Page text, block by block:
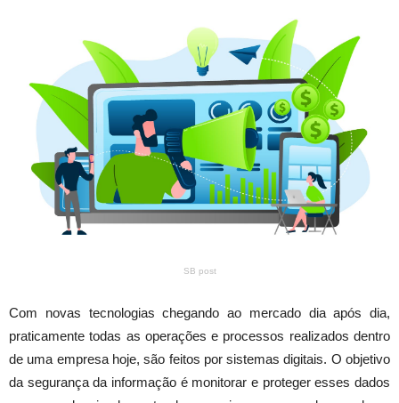
SB post
Com novas tecnologias chegando ao mercado dia após dia,
praticamente todas as operações e processos realizados dentro
de uma empresa hoje, são feitos por sistemas digitais. O objetivo
da segurança da informação é monitorar e proteger esses dados